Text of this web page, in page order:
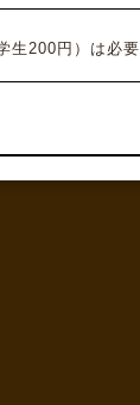
生200円）は必要